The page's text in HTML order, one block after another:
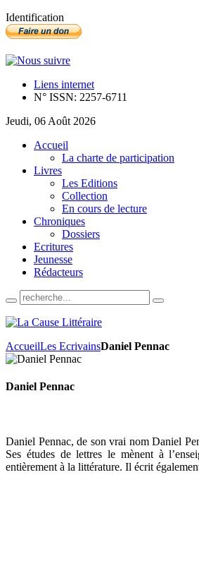
Identification
Liens internet
N° ISSN: 2257-6711
Jeudi, 06 Août 2026
Accueil
La charte de participation
Livres
Les Editions
Collection
En cours de lecture
Chroniques
Dossiers
Ecritures
Jeunesse
Rédacteurs
AccueilLes EcrivainsDaniel Pennac
Daniel Pennac
Daniel Pennac, de son vrai nom Daniel
Ses études de lettres le mènent à
entièrement à la littérature. Il écrit